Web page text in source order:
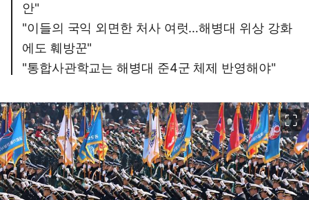
안"
"이들의 국익 외면한 처사 여럿…해병대 위상 강화
에도 훼방꾼"
"통합사관학교는 해병대 준4군 체제 반영해야"